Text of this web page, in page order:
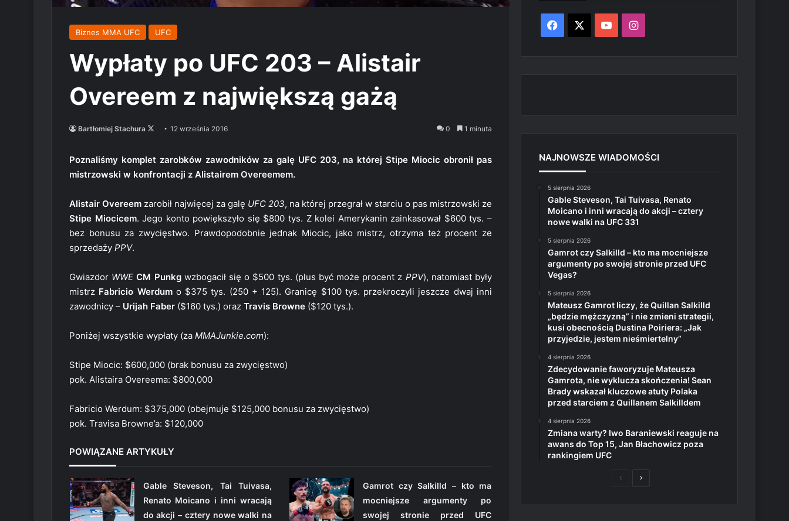
Biznes MMA UFC UFC
Wypłaty po UFC 203 – Alistair
Overeem z największą gażą
Bartłomiej Stachura
Follow
X
12 września 2016 0 1 minuta
Poznaliśmy komplet zarobków zawodników za galę UFC 203, na której Stipe Miocic obronił pas
mistrzowski w konfrontacji z Alistairem Overeemem.
Alistair Overeem zarobił najwięcej za galę UFC 203, na której przegrał w starciu o pas mistrzowski ze
Stipe Miocicem. Jego konto powiększyło się $800 tys. Z kolei Amerykanin zainkasował $600 tys. –
bez bonusu za zwycięstwo. Prawdopodobnie jednak Miocic, jako mistrz, otrzyma też procent ze
sprzedaży PPV.
Gwiazdor WWE CM Punkgwzbogacił się o $500 tys. (plus być może procent z PPV), natomiast były
mistrz Fabricio Werdumo $375 tys. (250 + 125). Granicę $100 tys. przekroczyli jeszcze dwaj inni
zawodnicy – Urijah Faber ($160 tys.) oraz Travis Browne ($120 tys.).
Poniżej wszystkie wypłaty (za MMAJunkie.com):
Stipe Miocic: $600,000 (brak bonusu za zwycięstwo)
pok. Alistaira Overeema: $800,000
Fabricio Werdum: $375,000 (obejmuje $125,000 bonusu za zwycięstwo)
pok. Travisa Browne’a: $120,000
POWIĄZANE ARTYKUŁY
Gable Steveson, Tai Tuivasa,
Renato Moicano i inni wracają
do akcji – cztery nowe walki na
Gamrot czy Salkilld – kto ma
mocniejsze argumenty po
swojej stronie przed UFC
Facebook YouTubeInstagram
NAJNOWSZE WIADOMOŚCI
5 sierpnia 2026
Gable Steveson, Tai Tuivasa, Renato
Moicano i inni wracają do akcji – cztery
nowe walki na UFC 331
5 sierpnia 2026
Gamrot czy Salkilld – kto ma mocniejsze
argumenty po swojej stronie przed UFC
Vegas?
5 sierpnia 2026
Mateusz Gamrot liczy, że Quillan Salkilld
„będzie mężczyzną” i nie zmieni strategii,
kusi obecnością Dustina Poiriera: „Jak
przyjedzie, jestem nieśmiertelny”
4 sierpnia 2026
Zdecydowanie faworyzuje Mateusza
Gamrota, nie wyklucza skończenia! Sean
Brady wskazał kluczowe atuty Polaka
przed starciem z Quillanem Salkilldem
4 sierpnia 2026
Zmiana warty? Iwo Baraniewski reaguje na
awans do Top 15, Jan Błachowicz poza
rankingiem UFC
PoprzedniaNastępna